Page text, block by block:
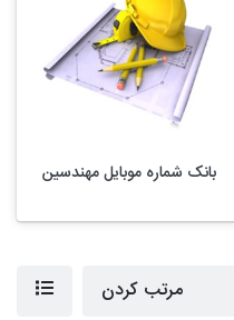
بانک شماره موبایل مهندسین
مرتب کردن